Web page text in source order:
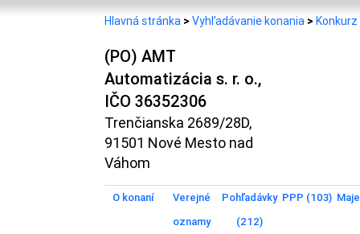
Hlavná stránka > Vyhľadávanie konania >
(PO) AMT
Automatizácia s. r. o.,
IČO 36352306
Trenčianska 2689/28D,
91501 Nové Mesto nad
Váhom
O konaní
Verejné
oznamy
Pohľadávky
(212)
PPP (103)